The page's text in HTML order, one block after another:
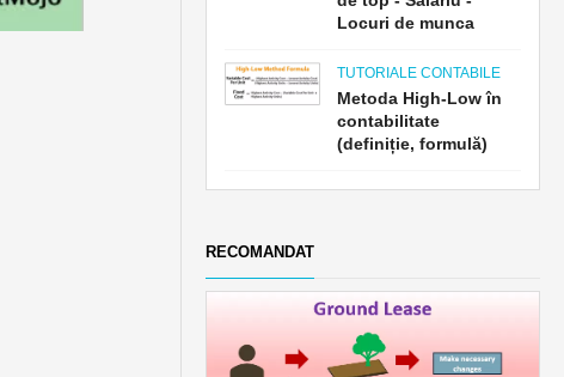
Locuri de munca
TUTORIALE CONTABILE
Metoda High-Low în
contabilitate
(definiție, formulă)
RECOMANDAT